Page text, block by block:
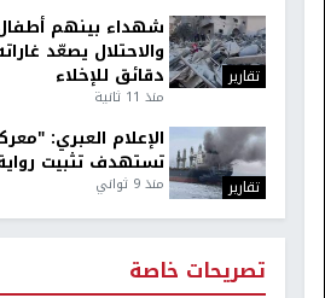
تقارير
شهداء بينهم
والاحتلال يصعّد
دقائق للإخلاء
منذ 11 ثانية
تقارير
الإعلام العبري:
تستهدف تثبيت
منذ 9 ثواني
تصريحات خاصة